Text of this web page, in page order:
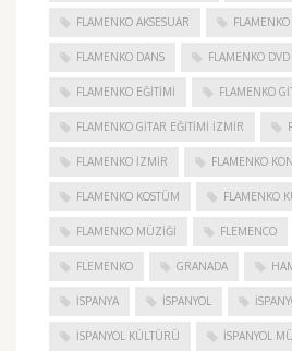
FLAMENKO AKSESUAR FLAMENKO
FLAMENKO DANS FLAMENKO DVD
FLAMENKO EĞITIMI FLAMENKO
FLAMENKO GITAR EĞITIMI İZMIR
FLAMENKO IZMIR FLAMENKO
FLAMENKO KOSTÜM FLAMENKO
FLAMENKO MÜZIĞI FLEMENCO
FLEMENKO GRANADA
ISPANYA İSPANYOL
İSPANYOL KÜLTÜRÜ İSPANYOL